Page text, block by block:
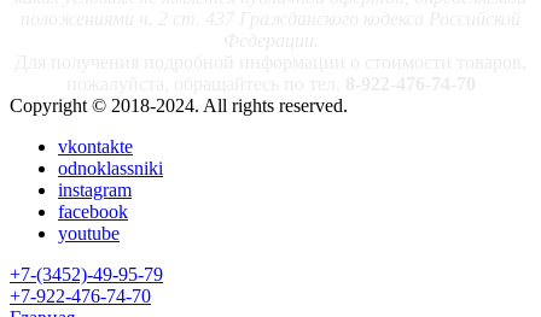
Copyright © 2018-2024. All rights reserved.
vkontakte
odnoklassniki
instagram
facebook
youtube
+7-(3452)-49-95-79
+7-922-476-74-70